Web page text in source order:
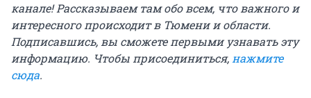
канале! Рассказываем там обо всем, что важного и
интересного происходит в Тюмени и области.
Подписавшись, вы сможете первыми узнавать эту
информацию. Чтобы присоединиться,нажмите
сюда.